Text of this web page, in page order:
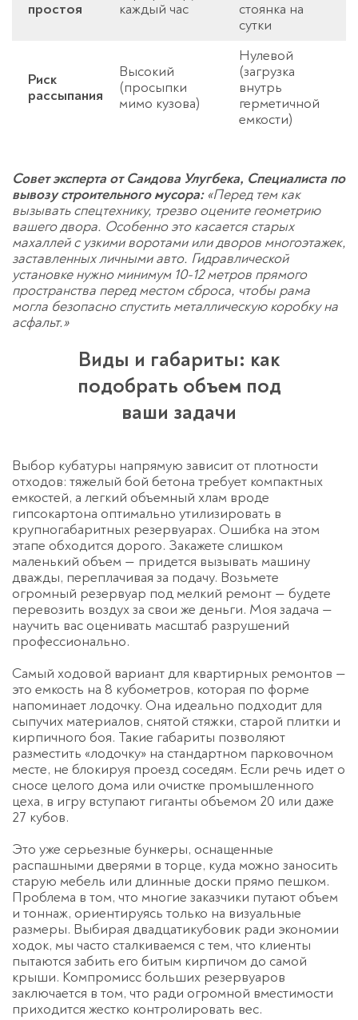
простоя
каждый час
стоянка на
сутки
Риск
рассыпания
Высокий
(просыпки
мимо кузова)
Нулевой
(загрузка
внутрь
герметичной
емкости)
Совет эксперта от Саидова Улугбека, Специалиста по
вывозу строительного мусора:«Перед тем как
вызывать спецтехнику, трезво оцените геометрию
вашего двора. Особенно это касается старых
махаллей с узкими воротами или дворов многоэтажек,
заставленных личными авто. Гидравлической
установке нужно минимум 10-12 метров прямого
пространства перед местом сброса, чтобы рама
могла безопасно спустить металлическую коробку на
асфальт.»
Виды и габариты: как
подобрать объем под
ваши задачи
Выбор кубатуры напрямую зависит от плотности
отходов: тяжелый бой бетона требует компактных
емкостей, а легкий объемный хлам вроде
гипсокартона оптимально утилизировать в
крупногабаритных резервуарах. Ошибка на этом
этапе обходится дорого. Закажете слишком
маленький объем — придется вызывать машину
дважды, переплачивая за подачу. Возьмете
огромный резервуар под мелкий ремонт — будете
перевозить воздух за свои же деньги. Моя задача —
научить вас оценивать масштаб разрушений
профессионально.
Самый ходовой вариант для квартирных ремонтов —
это емкость на 8 кубометров, которая по форме
напоминает лодочку. Она идеально подходит для
сыпучих материалов, снятой стяжки, старой плитки и
кирпичного боя. Такие габариты позволяют
разместить «лодочку» на стандартном парковочном
месте, не блокируя проезд соседям. Если речь идет о
сносе целого дома или очистке промышленного
цеха, в игру вступают гиганты объемом 20 или даже
27 кубов.
Это уже серьезные бункеры, оснащенные
распашными дверями в торце, куда можно заносить
старую мебель или длинные доски прямо пешком.
Проблема в том, что многие заказчики путают объем
и тоннаж, ориентируясь только на визуальные
размеры. Выбирая двадцатикубовик ради экономии
ходок, мы часто сталкиваемся с тем, что клиенты
пытаются забить его битым кирпичом до самой
крыши. Компромисс больших резервуаров
заключается в том, что ради огромной вместимости
приходится жестко контролировать вес.
Спасибо!